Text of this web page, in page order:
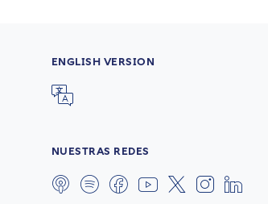
ENGLISH VERSION
NUESTRAS REDES